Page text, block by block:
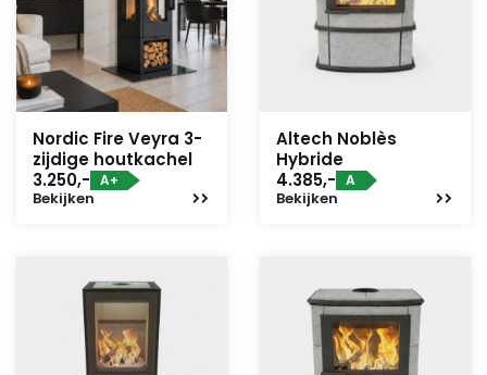
Nordic Fire Veyra 3-
zijdige houtkachel
3.250,- A+
Bekijken
Altech Noblès
Hybride
4.385,- A
Bekijken